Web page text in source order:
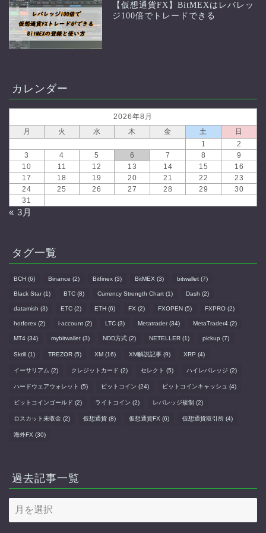
【仮想通貨FX】BitMEXはレバレッ
ジ100倍でトレードできる
カレンダー
2026年8月
月
火 水 木 金 土
日
1
2
3
4 5 6 7 8
9
10
11 12 13 14 15
16
17
18 19 20 21 22
23
24
25 26 27 28 29
30
31
« 3月
タグ一覧
BCH (6) Binance (2) Bitfinex (3) BitMEX (3) bitwallet (7)
Black Star(1) BTC (8) Currency Strength Chart (1) Dash (2)
datamish (3) ETC (2) ETH (6) FX (2) FXOPEN (5) FXPRO (2)
hotforex (2) i-account (2) LTC (3) Metatrader(34) MetaTrader4 (2)
MT4 (34) mybitwallet (3) NDD方式 (2) NETELLER (1) pickup (7)
Skrill (1) TREZOR (5) XM (16) XM解説記事 (9) XRP (4)
イーサリアム (2) クレジットカード (2) セレクト (5) ハイレバレッジ (2)
ハードウェアウォレット (5) ビットコイン (24) ビットコインキャッシュ (4)
ビットコインゴールド (2) ライトコイン (2) レバレッジ規制 (2)
ロスカット未収金 (2) 仮想通貨 (8) 仮想通貨FX (6) 仮想通貨取引所 (4)
海外FX (30)
過去記事一覧
過
去